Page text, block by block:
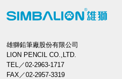
雄獅鉛筆廠股份有限公司
LION PENCIL CO.,LTD.
TEL／02-2963-1717
FAX／02-2957-3319